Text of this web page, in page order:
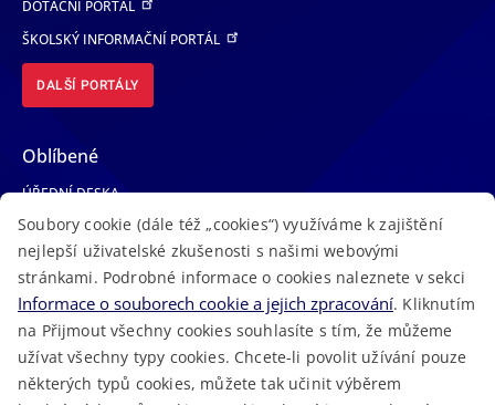
DOTAČNÍ PORTÁL
ŠKOLSKÝ INFORMAČNÍ PORTÁL
DALŠÍ PORTÁLY
Oblíbené
ÚŘEDNÍ DESKA
TELEFONNÍ SEZNAM
LÉKAŘSKÁ POHOTOVOST
VOLNÁ MÍSTA
AKTUALITY
Soubory cookie (dále též „cookies“) využíváme k zajištění
nejlepší uživatelské zkušenosti s našimi webovými
stránkami. Podrobné informace o cookies naleznete v sekci
Informace o souborech cookie a jejich zpracování. Kliknutím
na Přijmout všechny cookies souhlasíte s tím, že můžeme
užívat všechny typy cookies. Chcete-li povolit užívání pouze
některých typů cookies, můžete tak učinit výběrem